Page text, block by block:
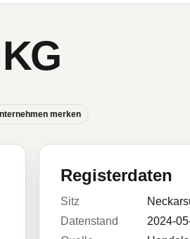
merken
Registerdaten
Sitz
Datenstand
2024-